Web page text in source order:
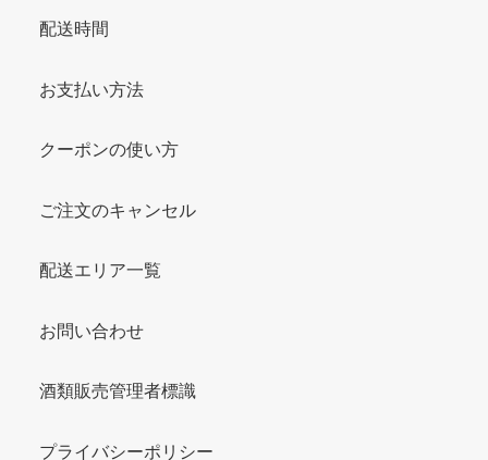
配送時間
お支払い方法
クーポンの使い方
ご注文のキャンセル
配送エリア一覧
お問い合わせ
酒類販売管理者標識
プライバシーポリシー